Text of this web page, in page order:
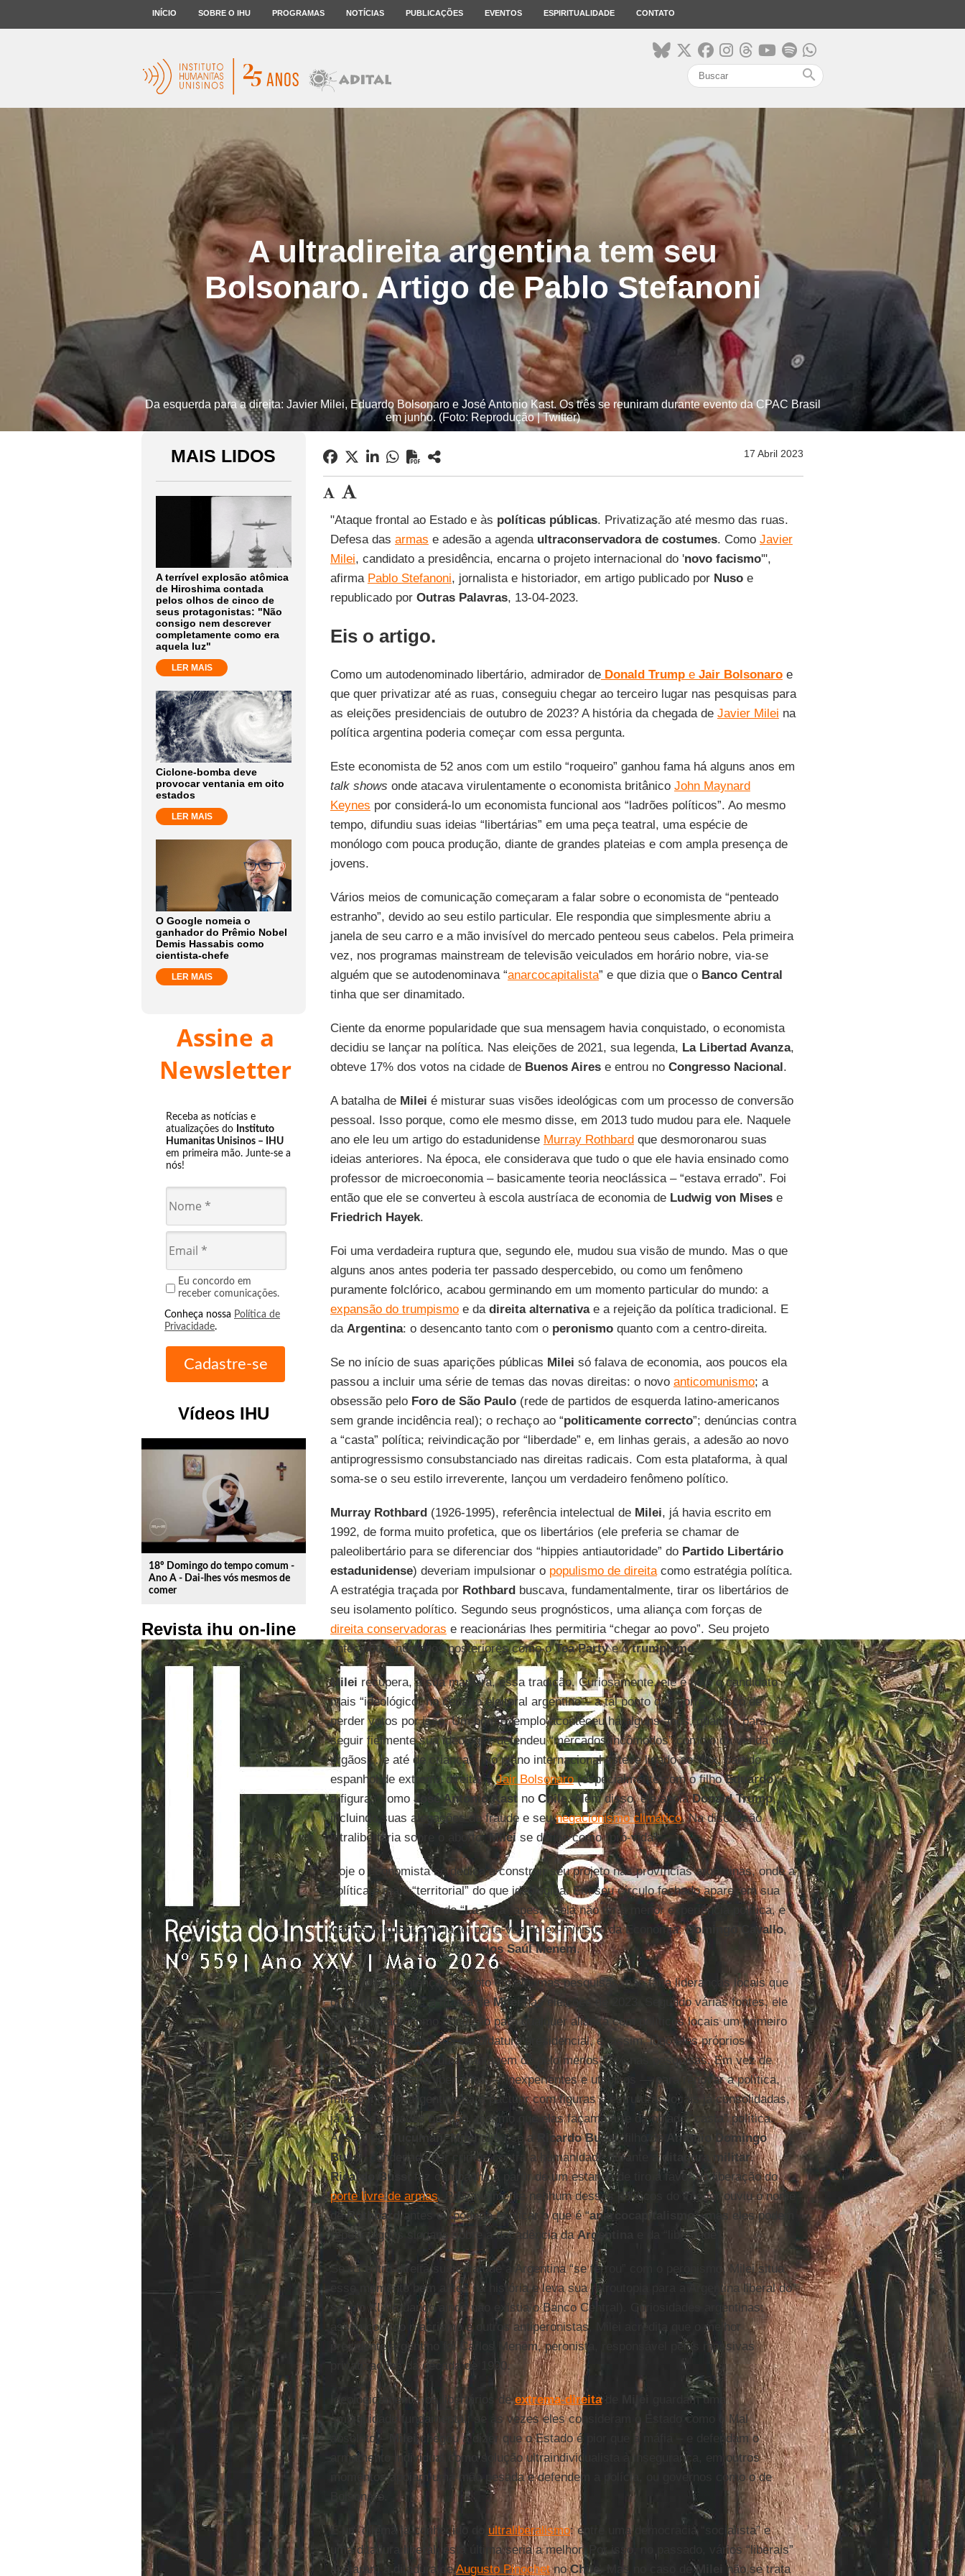
INÍCIO SOBRE O IHU PROGRAMAS NOTÍCIAS PUBLICAÇÕES EVENTOS ESPIRITUALIDADE CONTATO
search
A ultradireita argentina tem seu
Bolsonaro. Artigo de Pablo Stefanoni
Da esquerda para a direita: Javier Milei, Eduardo Bolsonaro e José Antonio Kast. Os três se reuniram durante evento da CPAC Brasil
em junho. (Foto: Reprodução | Twitter)
MAIS LIDOS
A terrível explosão atômica
de Hiroshima contada
pelos olhos de cinco de
seus protagonistas: "Não
consigo nem descrever
completamente como era
aquela luz"
LER MAIS
Ciclone-bomba deve
provocar ventania em oito
estados
LER MAIS
O Google nomeia o
ganhador do Prêmio Nobel
Demis Hassabis como
cientista-chefe
LER MAIS
Assine a
Newsletter
Receba as notícias e
atualizações do Instituto
Humanitas Unisinos – IHU
em primeira mão. Junte-se a
nós!
Eu concordo em
receber comunicações.
Conheça nossa Política de
Privacidade.
Vídeos IHU
play_circle_outline
18º Domingo do tempo comum -
Ano A - Dai-lhes vós mesmos de
comer
Revista ihu on-line
17 Abril 2023
"Ataque frontal ao Estado e às políticas públicas. Privatização até mesmo das ruas.
Defesa das armas e adesão a agenda ultraconservadora de costumes. Como Javier
Milei, candidato a presidência, encarna o projeto internacional do 'novo facismo'",
afirma Pablo Stefanoni, jornalista e historiador, em artigo publicado por Nusoe
republicado por Outras Palavras, 13-04-2023.
Eis o artigo.
Como um autodenominado libertário, admirador deDonald Trumpe Jair Bolsonaroe
que quer privatizar até as ruas, conseguiu chegar ao terceiro lugar nas pesquisas para
as eleições presidenciais de outubro de 2023? A história da chegada de Javier Milei na
política argentina poderia começar com essa pergunta.
Este economista de 52 anos com um estilo “roqueiro” ganhou fama há alguns anos em
talk shows onde atacava virulentamente o economista britânico John Maynard
Keynes por considerá-lo um economista funcional aos “ladrões políticos”. Ao mesmo
tempo, difundiu suas ideias “libertárias” em uma peça teatral, uma espécie de
monólogo com pouca produção, diante de grandes plateias e com ampla presença de
jovens.
Vários meios de comunicação começaram a falar sobre o economista de “penteado
estranho”, devido ao seu estilo particular. Ele respondia que simplesmente abriu a
janela de seu carro e a mão invisível do mercado penteou seus cabelos. Pela primeira
vez, nos programas mainstream de televisão veiculados em horário nobre, via-se
alguém que se autodenominava “anarcocapitalista” e que dizia que o Banco Central
tinha que ser dinamitado.
Ciente da enorme popularidade que sua mensagem havia conquistado, o economista
decidiu se lançar na política. Nas eleições de 2021, sua legenda, La Libertad Avanza,
obteve 17% dos votos na cidade de Buenos Airese entrou no Congresso Nacional.
A batalha de Milei é misturar suas visões ideológicas com um processo de conversão
pessoal. Isso porque, como ele mesmo disse, em 2013 tudo mudou para ele. Naquele
ano ele leu um artigo do estadunidense Murray Rothbardque desmoronarou suas
ideias anteriores. Na época, ele considerava que tudo o que ele havia ensinado como
professor de microeconomia – basicamente teoria neoclássica – “estava errado”. Foi
então que ele se converteu à escola austríaca de economia deLudwig von Misese
Friedrich Hayek.
Foi uma verdadeira ruptura que, segundo ele, mudou sua visão de mundo. Mas o que
alguns anos antes poderia ter passado despercebido, ou como um fenômeno
puramente folclórico, acabou germinando em um momento particular do mundo: a
expansão do trumpismoe da direita alternativae a rejeição da política tradicional. E
da Argentina: o desencanto tanto com o peronismoquanto com a centro-direita.
Se no início de suas aparições públicas Milei só falava de economia, aos poucos ela
passou a incluir uma série de temas das novas direitas: o novo anticomunismo; a
obsessão peloForo de São Paulo(rede de partidos de esquerda latino-americanos
sem grande incidência real); o rechaço ao “politicamente correcto”; denúncias contra
a “casta” política; reivindicação por “liberdade” e, em linhas gerais, a adesão ao novo
antiprogressismo consubstanciado nas direitas radicais. Com esta plataforma, à qual
soma-se o seu estilo irreverente, lançou um verdadeiro fenômeno político.
Murray Rothbard(1926-1995), referência intelectual deMilei, já havia escrito em
1992, de forma muito profetica, que os libertários (ele preferia se chamar de
paleolibertário para se diferenciar dos “hippies antiautoridade” do Partido Libertário
estadunidense) deveriam impulsionar o populismo de direitacomo estratégia política.
A estratégia traçada por Rothbardbuscava, fundamentalmente, tirar os libertários de
seu isolamento político. Segundo seus prognósticos, uma aliança com forças de
direita conservadoras e reacionárias lhes permitiria “chegar ao povo”. Seu projeto
antecipou fenômenos posteriores como oTea Partye otrumpismo.
Milei recupera, à sua maneira, essa tradição. Curiosamente, ele é hoje o candidato
mais “ideológico” no cenário eleitoral argentino – a tal ponto que corre o risco de
perder votos por isso. Um bom exemplo aconteceu há alguns anos, quando, para
seguir fielmente sua ideologia, defendeu “mercados incômodos” como o da venda de
órgãos… e até de crianças. No plano internacional esteve ligado aoVox,partido
espanhol de extrema direita, aJair Bolsonaro(especialmente com o filhoEduardo) e
a figuras como José Antonio Kastno Chile. Além disso, ele apoiaDonald Trump,
incluindo suas alegações de fraude e seunegacionismo climático. Na discussão
intralibertária sobre o aborto, Mileise define como “pró-vida”.
Hoje o economista se dedica a construir seu projeto nas províncias argentinas, onde a
política é mais “territorial” do que ideológica. Em seu círculo fechado aparecem sua
irmã, a quem chama de “La Jefa
” apesar dela não ter a menor experiência política, e
Carlos Kikuchi, que já foi porta-voz do ex-ministro da Economia,Domingo Cavallo,
durante a presidência deCarlos Saúl Menem.
Com 20% de intenção de voto em algumas pesquisas, não falta lideranças locais que
querem se “colar” a marca deMilei nas eleições de 2023. Segundo várias fontes, ele
teria colocado como condição para qualquer aliança com políticos locais um primeiro
ato de fé no apoioa sua candidatura presidencial, e, assim, logo eles próprios
poderiam mensurar uma vantagem de pelo menos 15% nas pesquisas. Em vez de
apostar em jovens libertários — inexperientes e utópicos — para renovar a política,
mira o interior argentino para pactuar com figuras e estruturas locais já consolidadas,
já com as chaves na mão, mesmo que elas façam parte da odiada “casta” política.
Assim, emTucumán, Mileialiou-se a Ricardo Bussi, filho de
Antonio Domingo
Bussi , condenado por crimes contra a humanidade durante aditadura militar.
Ricardo Bussi
faz campanha a partir de um estande de tiro a favor da liberação do
porte livre de armas. Provavelmente nenhum desses políticos do interior ouviu o nome
deRothbard antes ou poderia explicar o que é “anarcocapitalismo”, mas eles podem
repetir alguns slogans sobre a decadência daArgentina e da “liberdade”.
Se a centro-direita sustenta que a Argentina “se ferrou” com o peronismo, Milei situa
esse momento bem antes na história e leva sua retroutopia para a Argentina liberal do
século XIX (quando ainda não existia o Banco Central). Curiosidades argentinas:
assim como o macrismo e outros antiperonistas, Milei acredita que o melhor
presidente argentino foi Carlos Menem, peronista, responsável pelas massivas
privatizações da década de 1990.
Ideologicamente, os libertários deextrema-direitade
guardam uma
ambiguidade fundamental: se às vezes eles consideram o Estado como o Mal
absoluto –
chegou a dizer que o Estado é pior que a máfia – e defendam o
armamento individual como solução ultraindividualista à insegurança, em outros
momentos apoiam uma mão pesada e defendem a polícia, ou governos como o de
Bolsonaro.
É um dilema já conhecido do ultraliberalismo: entre uma democracia “socialista” e
uma ditadura liberal, esta última seria a melhor. Por isso, no passado, vários “liberais”
apoiaram a ditadura deAugusto PinochetnoChile . Mas no caso deMilei não se trata